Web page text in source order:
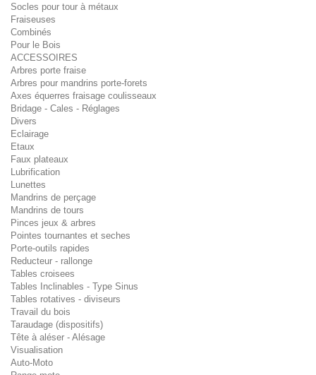
Socles pour tour à métaux
Fraiseuses
Combinés
Pour le Bois
ACCESSOIRES
Arbres porte fraise
Arbres pour mandrins porte-forets
Axes équerres fraisage coulisseaux
Bridage - Cales - Réglages
Divers
Eclairage
Etaux
Faux plateaux
Lubrification
Lunettes
Mandrins de perçage
Mandrins de tours
Pinces jeux & arbres
Pointes tournantes et seches
Porte-outils rapides
Reducteur - rallonge
Tables croisees
Tables Inclinables - Type Sinus
Tables rotatives - diviseurs
Travail du bois
Taraudage (dispositifs)
Tête à aléser - Alésage
Visualisation
Auto-Moto